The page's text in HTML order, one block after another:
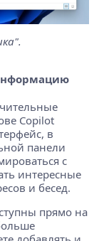
Copilot
в
панели
с
интересные
и бесед.
прямо на